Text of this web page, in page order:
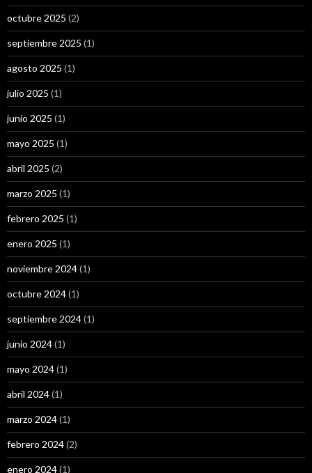
octubre 2025 (2)
septiembre 2025 (1)
agosto 2025 (1)
julio 2025 (1)
junio 2025 (1)
mayo 2025 (1)
abril 2025 (2)
marzo 2025 (1)
febrero 2025 (1)
enero 2025 (1)
noviembre 2024(1)
octubre 2024(1)
septiembre 2024(1)
junio 2024(1)
mayo 2024(1)
abril 2024(1)
marzo 2024(1)
febrero 2024(2)
enero 2024(1)